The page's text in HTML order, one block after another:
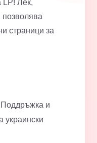
LP! Лек,
позволява
страници за
Поддръжка и
украински